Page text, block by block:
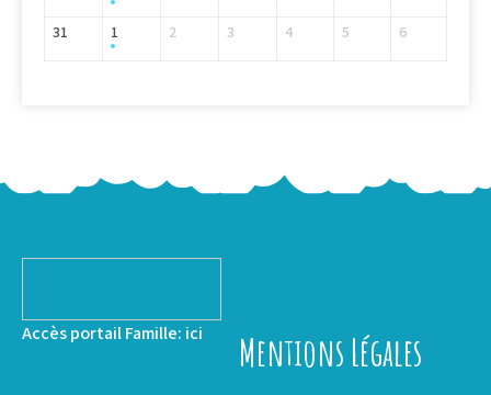
31 1 2 3 4 5 6
Accès portail Famille: ici Mentions Légales